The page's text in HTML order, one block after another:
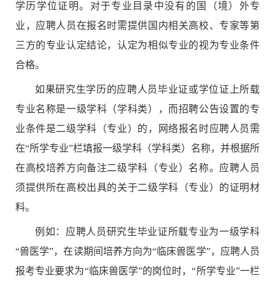
学历学位证明。对于专业目录中没有的国（境）外专
业，应聘人员在报名时需提供国内相关高校、专家等第
三方的专业认定结论，认定为相似专业的视为专业条件
合格。
如果研究生学历的应聘人员毕业证或学位证上所载
专业名称是一级学科（学科类），而招聘公告设置的专
业条件是二级学科（专业）的，网络报名时应聘人员需
在“所学专业”栏填报一级学科（学科类）名称，并根据所
在高校培养方向备注二级学科（专业）名称。应聘人员
须提供所在高校出具的关于二级学科（专业）的证明材
料。
例如：应聘人员研究生毕业证所载专业为一级学科
“兽医学”，在读期间培养方向为“ 临床兽医学”，应聘人员
报考专业要求为“临床兽医学”的岗位时，“所学专业”一栏